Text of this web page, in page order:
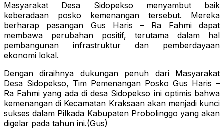
Masyarakat Desa Sidopekso menyambut baik
keberadaan posko kemenangan tersebut. Mereka
berharap pasangan Gus Haris – Ra Fahmi dapat
membawa perubahan positif, terutama dalam hal
pembangunan infrastruktur dan pemberdayaan
ekonomi lokal.
Dengan diraihnya dukungan penuh dari Masyarakat
Desa Sidopekso, Tim Pemenangan Posko Gus Haris –
Ra Fahmi yang ada di desa Sidopekso ini optimis bahwa
kemenangan di Kecamatan Kraksaan akan menjadi kunci
sukses dalam Pilkada Kabupaten Probolinggo yang akan
digelar pada tahun ini.(Gus)